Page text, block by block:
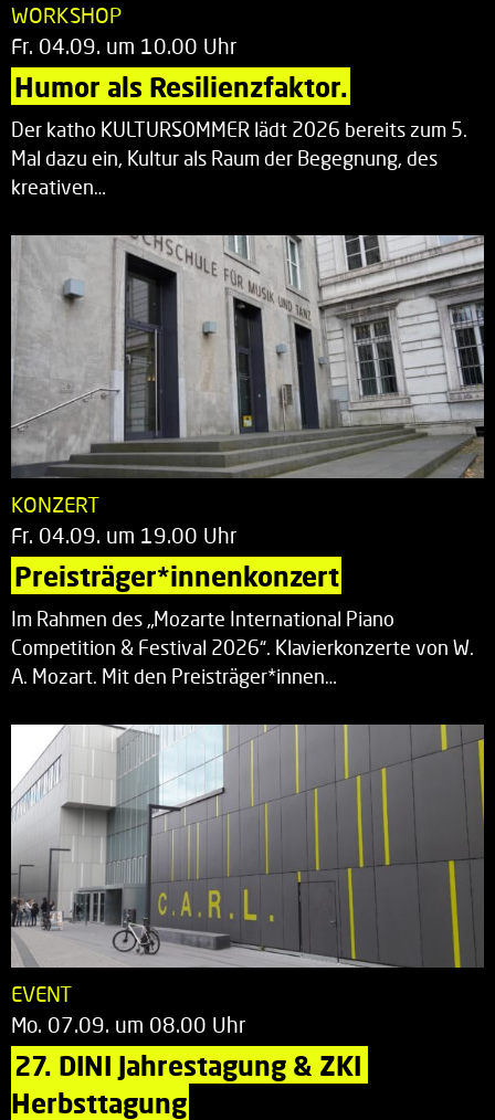
WORKSHOP
Fr. 04.09. um 10.00 Uhr
Humor als Resilienzfaktor.
Der katho KULTURSOMMER lädt 2026 bereits zum 5.
Mal dazu ein, Kultur als Raum der Begegnung, des
kreativen…
KONZERT
Fr. 04.09. um 19.00 Uhr
Preisträger*innenkonzert
Im Rahmen des „Mozarte International Piano
Competition & Festival 2026“. Klavierkonzerte von W.
A. Mozart. Mit den Preisträger*innen…
EVENT
Mo. 07.09. um 08.00 Uhr
27. DINI Jahrestagung & ZKI
Herbsttagung